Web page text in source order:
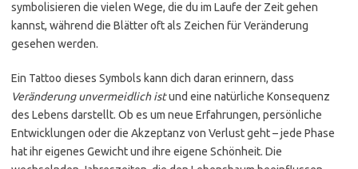
symbolisieren die vielen Wege, die du im Laufe der Zeit gehen
kannst, während die Blätter oft als Zeichen für Veränderung
gesehen werden.
Ein Tattoo dieses Symbols kann dich daran erinnern, dass
Veränderung unvermeidlich istund eine natürliche Konsequenz
des Lebens darstellt. Ob es um neue Erfahrungen, persönliche
Entwicklungen oder die Akzeptanz von Verlust geht – jede Phase
hat ihr eigenes Gewicht und ihre eigene Schönheit. Die